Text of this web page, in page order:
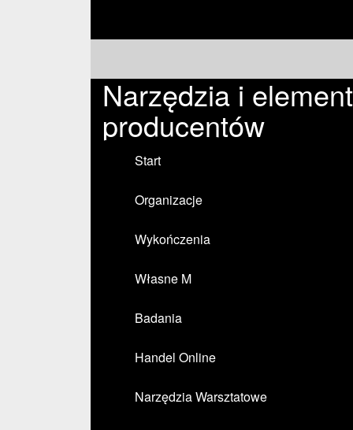
Narzędzia i
producentów
Start
Organizacje
Wykończenia
Własne M
Badania
Handel Online
Narzędzia Warsztatowe